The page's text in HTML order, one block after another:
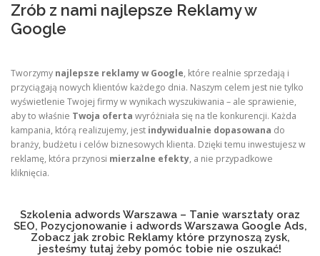
Zrób z nami najlepsze Reklamy w
Google
Tworzymy najlepsze reklamy w Google, które realnie sprzedają i
przyciągają nowych klientów każdego dnia. Naszym celem jest nie tylko
wyświetlenie Twojej firmy w wynikach wyszukiwania – ale sprawienie,
aby to właśnie Twoja oferta wyróżniała się na tle konkurencji. Każda
kampania, którą realizujemy, jest indywidualnie dopasowana do
branży, budżetu i celów biznesowych klienta. Dzięki temu inwestujesz w
reklamę, która przynosi mierzalne efekty, a nie przypadkowe
kliknięcia.
Szkolenia adwords Warszawa – Tanie warsztaty oraz
SEO, Pozycjonowanie i adwords Warszawa Google Ads,
Zobacz jak zrobic Reklamy które przynoszą zysk,
jesteśmy tutaj żeby pomóc tobie nie oszukać!